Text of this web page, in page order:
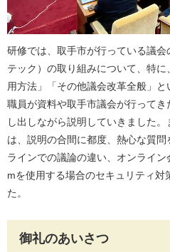
研修では、取手市が行っている議
テック）の取り組みについて、特
用方法」「その他議会改革全般」
職員が資料や取手市議会が行って
し出しながら説明していきました
は、説明の合間に都度、熱心な質
ラインでの議論の違い、オンライ
mを使用する場合のセキュリティ対
た。
御礼のあいさつ